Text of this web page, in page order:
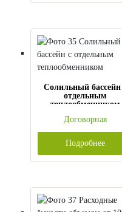
Солильный бассейн
отдельным
теплообменником
Договорная
Подробнее